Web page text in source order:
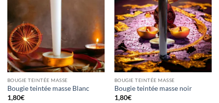
BOUGIE TEINTÉE MASSE
Bougie teintée masse Blanc
1,80€
BOUGIE TEINTÉE MASSE
Bougie teintée masse noir
1,80€